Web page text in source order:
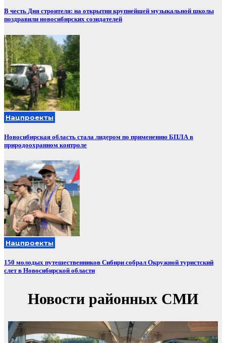
В честь Дня строителя: на открытии крупнейшей музыкальной школы
поздравили новосибирских созидателей
Нацпроекты
Новосибирская область стала лидером по применению БПЛА в
природоохранном контроле
Нацпроекты
150 молодых путешественников Сибири собрал Окружной туристский
слет в Новосибирской области